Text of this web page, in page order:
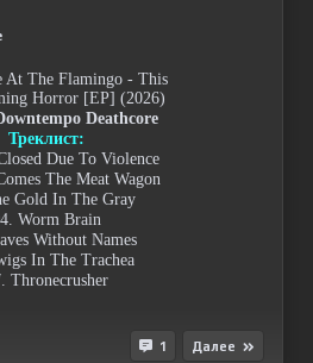
Deathcore
Треклист:
Due To Violence
The Meat Wagon
Gold In The Gray
Worm Brain
Without Names
In The Trachea
Thronecrusher
1 Далее